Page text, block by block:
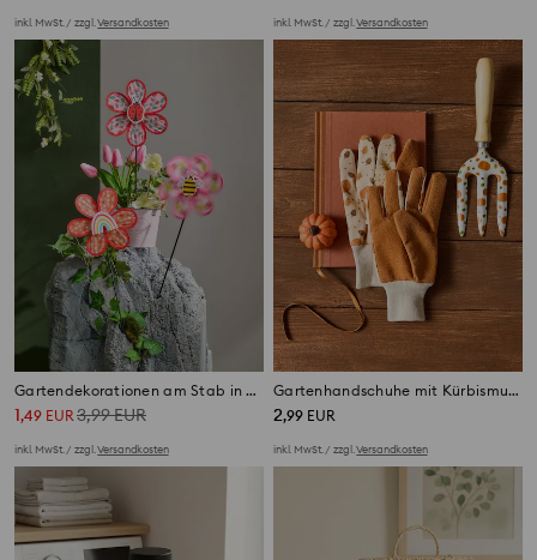
inkl. MwSt. / zzgl.Versandkosten inkl. MwSt. / zzgl.Versandkosten
Gartendekorationen am Stab in Blumenform 3 pack
1,49 EUR3,99EUR
inkl. MwSt. / zzgl.Versandkosten
Gartenhandschuhe mit Kürbismuster
2,99 EUR
inkl. MwSt. / zzgl.Versandkosten